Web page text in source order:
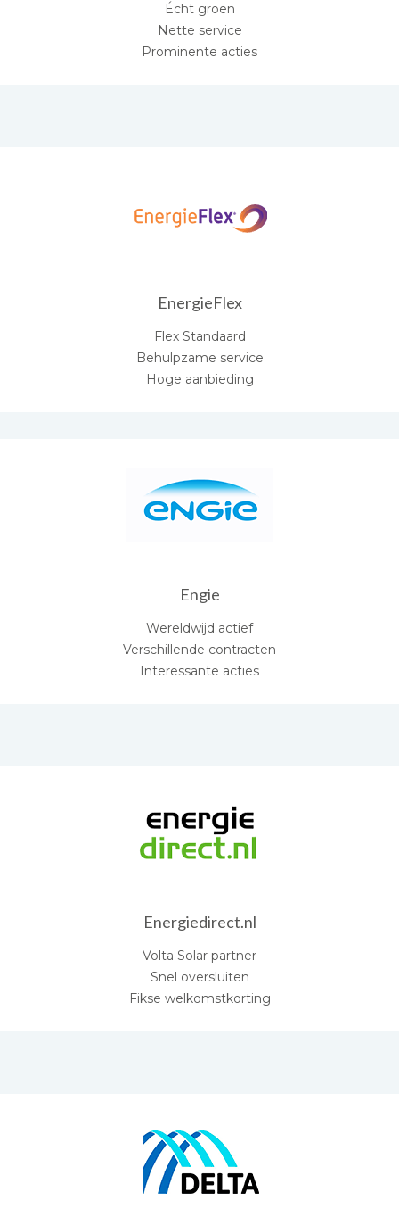
Écht groen
Nette service
Prominente acties
EnergieFlex
Flex Standaard
Behulpzame service
Hoge aanbieding
Engie
Wereldwijd actief
Verschillende contracten
Interessante acties
Energiedirect.nl
Volta Solar partner
Snel oversluiten
Fikse welkomstkorting